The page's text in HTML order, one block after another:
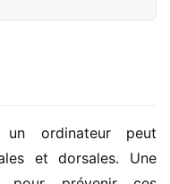
un ordinateur peut
et dorsales. Une